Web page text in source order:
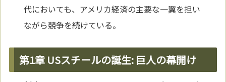
代においても、アメリカ経済の主要な一翼を担い
ながら競争を続けている。
第1章 USスチールの誕生: 巨人の幕開け